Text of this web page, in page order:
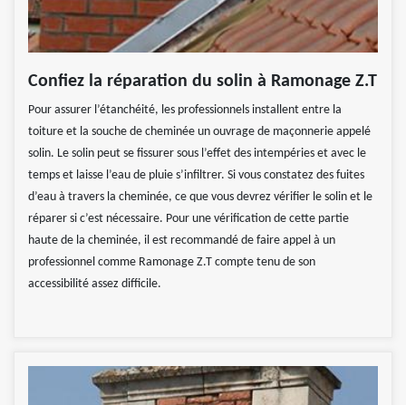
Confiez la réparation du solin à Ramonage Z.T
Pour assurer l’étanchéité, les professionnels installent entre la
toiture et la souche de cheminée un ouvrage de maçonnerie appelé
solin. Le solin peut se fissurer sous l’effet des intempéries et avec le
temps et laisse l’eau de pluie s’infiltrer. Si vous constatez des fuites
d’eau à travers la cheminée, ce que vous devrez vérifier le solin et le
réparer si c’est nécessaire. Pour une vérification de cette partie
haute de la cheminée, il est recommandé de faire appel à un
professionnel comme Ramonage Z.T compte tenu de son
accessibilité assez difficile.